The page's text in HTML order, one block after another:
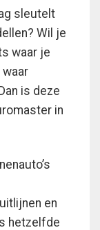
sleutelt
Wil je
waar je
is deze
in
en
hetzelfde